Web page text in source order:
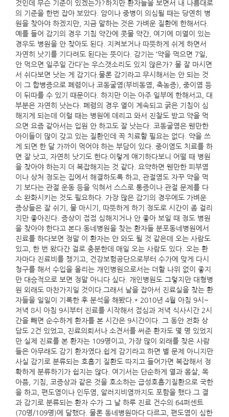
것인데 무슨 기준이 있겠는가?하지만 환자들을 보면서 내 나름대로
의 기준을 한번 잡아 보았다. 암이나 중병이 의심될 때는 당연히 병
원을 찾아야 하겠지만, 지금 말하는 것은 가벼운 질환에 한해서다.
예를 들어 감기의 경우 기침 약간에 콧물 약간, 여기에 미열이 있는
경우도 병원을 안 찾아도 된다. 지켜보거나 따뜻하게 쉬게 하면서
자연히 낫기를 기다려도 된다는 뜻이다. 감기는 ‘약을 먹으면 7일,
안 먹으면 일주일 간다’는 우스갯소리도 있지 않은가? 물 잘 마시면
서 쉬다보면 낫는 게 감기다.물론 감기라고 무시해서는 안 되는 것
이 그 합병증으로 폐렴이나 코동굴염(부비동염, 축농증), 중이염 등
이 뒤따를 수 있기 때문이다. 하지만 이는 아주 일부에 한해서고, 대
부분은 자연히 낫는다. 폐렴의 경우 열이 계속되고 굵은 기침이 심
해지게 되는데 이럴 때는 병원에 데리고 와서 진찰도 받고 약을 먹
으면 요즘 같아서는 입원 안 하고도 잘 낫는다. 코동굴염은 웬만한
아이들이 많이 갖고 있는 질환인데 꼭 치료할 필요는 없다. 약을 쓰
게 되면 한 달 가까이 먹어야 하는 부담이 있다. 중이염도 치료를 하
면 잘 낫고, 자연히 낫기도 한다.이렇게 얘기하다보니 어떨 때 병원
을 찾아야 하는지 더 복잡해지는 것 같다. 요약하면 웬만한 피부염
이나 상처 정도는 집에서 해결하도록 하고, 관절염도 자꾸 약을 먹
기 보다는 관절 운동 등을 익혀서 스스로 통증이나 관절 문제를 다
소 완화시키는 것도 필요하다. 가장 많은 감기의 경우에도 가벼운
증상들은 잘 쉬기, 물 마시기, 따뜻하게 하기 정도로 시간이 좀 걸리
지만 좋아진다. 증상이 점점 심해지거나 안 좋아 보일 때 정도 병원
을 찾아야 한다고 본다.동네병원을 찾는 환자들 분포동네병원에서
진료를 하다보면 정말 이 환자는 안 와도 될 것 같은데 오는 사람도
있고, 한 번 왔다간 걸로 충분한데 매일 오는 사람도 있다. 오는 환
자마다 진료비를 챙기고, 건강보험공단으로부터 수가에 맞게 다시
청구를 해서 수입을 올리는 개인병원으로서는 더할 나위 없이 좋지
만 대승적으로 보면 정말 아니다 싶다. 개인병원도 그렇지만 대형병
원 외래도 마찬가지일 것이다.그래서 날을 잡아서 진료실을 찾는 환
자들을 일일이 기록한 후 분석을 해봤다.* 2010년 4월 아침 9시~
저녁 8시 아침 9시부터 진료를 시작해서 점심과 저녁 식사시간 2시
간을 빼면 순수하게 환자를 본 시간은 9시간이다. 그 동안 전화 상
담도 2건 있었고, 진료의뢰서나 소견서를 써준 환자도 몇 명 있었지
만 실제 진료를 본 환자는 109명이고, 가장 많이 외래를 찾은 사람
들은 아무래도 감기 환자였다.쉽게 감기라고 하면 별 문제 아니지만
사실 감기로 분류되는 호흡기 질환도 따지고 들어가면 복잡해서 정
확하게 분류하기가 쉽지는 않다. 여기서는 단순하게 열과 몸살, 목
아픔, 기침, 코증상과 같은 것을 호소하는 급성호흡기질환으로 국한
을 하고, 편도염이나 인두염, 알러지비염까지도 포함을 했다.그 결
과 감기로 분류되는 환자 수가 그 날 하루 진료 건수의 64퍼센트
(70명/109명)에 달했다. 물론 동네병원마다 다르고, 편도염이 심한